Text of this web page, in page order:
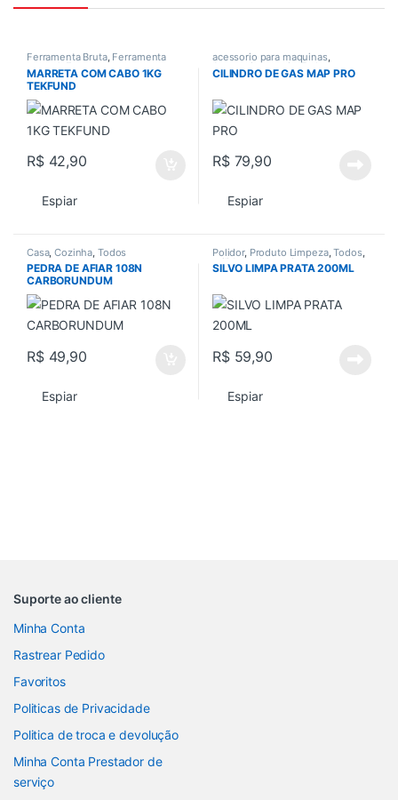
Ferramenta Bruta, Ferramenta
manual,Ferramentas,
Ferramentas em Geral,Todos
MARRETA COM CABO 1KG
TEKFUND
R$42,90
Espiar
acessorio para maquinas,
Acessorios gerais ,Todos
CILINDRO DE GAS MAP PRO
R$79,90
Espiar
Casa,Cozinha Todos
PEDRA DE AFIAR 108N
CARBORUNDUM
R$49,90
Espiar
Polidor, Produto Limpeza,Todos,
utilidade domestica
SILVO LIMPA PRATA 200ML
R$59,90
Espiar
Suporte ao cliente
Minha Conta
Rastrear Pedido
Favoritos
Politicas de Privacidade
Politica de troca e devolução
Minha Conta Prestador de
serviço